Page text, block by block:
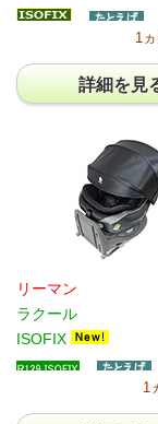
1
詳細を見
リーマン
ラクール
ISOFIX
1